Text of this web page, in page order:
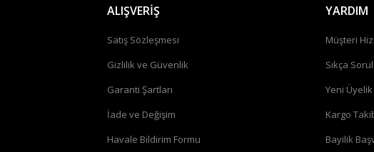
ALIŞVERİŞ
Satış Sözleşmesi
Gizlilik ve Güvenlik
Garanti Şartları
İade ve Değişim
Havale Bildirim Formu
YARDIM
Müşteri
Sıkça
Yeni Üyelik
Kargo
Bayilik